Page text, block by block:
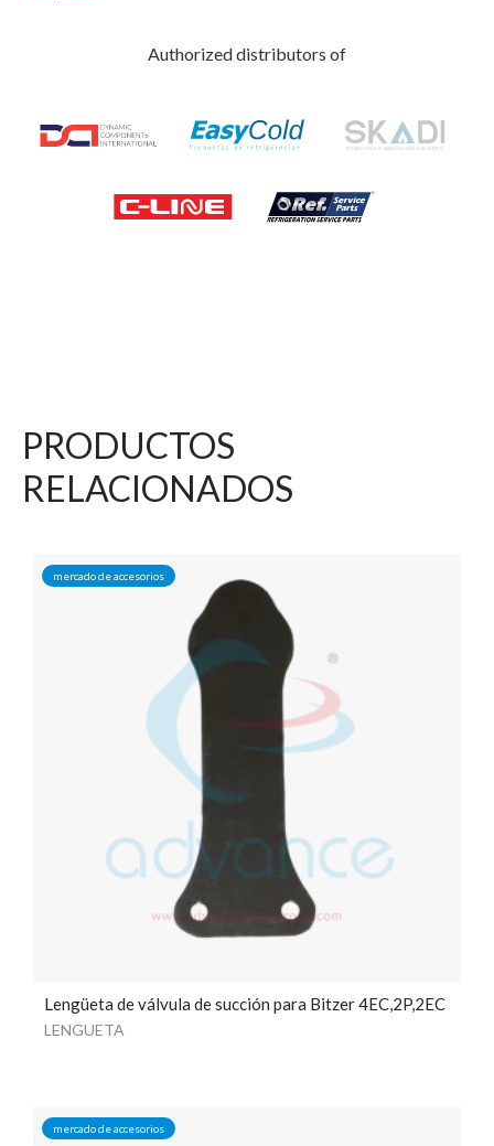
Authorized distributors of
PRODUCTOS
RELACIONADOS
mercado de accesorios
Lengüeta de válvula de succión para Bitzer 4EC,2P,2EC
LENGUETA
mercado de accesorios